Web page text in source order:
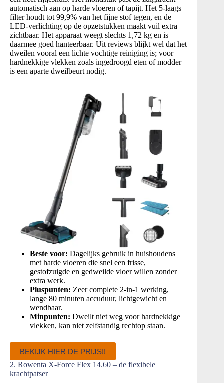
automatisch aan op harde vloeren of tapijt. Het 5-laags
filter houdt tot 99,9% van het fijne stof tegen, en de
LED-verlichting op de opzetstukken maakt vuil extra
zichtbaar. Het apparaat weegt slechts 1,72 kg en is
daarmee goed hanteerbaar. Uit reviews blijkt wel dat het
dweilen vooral een lichte vochtige reiniging is; voor
hardnekkige vlekken zoals ingedroogd eten of modder
is een aparte dweilbeurt nodig.
Beste voor: Dagelijks gebruik in huishoudens
met harde vloeren die snel een frisse,
gestofzuigde en gedweilde vloer willen zonder
extra werk.
Pluspunten: Zeer complete 2-in-1 werking,
lange 80 minuten accuduur, lichtgewicht en
wendbaar.
Minpunten: Dweilt niet weg voor hardnekkige
vlekken, kan niet zelfstandig rechtop staan.
BEKIJK HIER DE PRIJS!!
2. Rowenta X-Force Flex 14.60 – de flexibele
krachtpatser